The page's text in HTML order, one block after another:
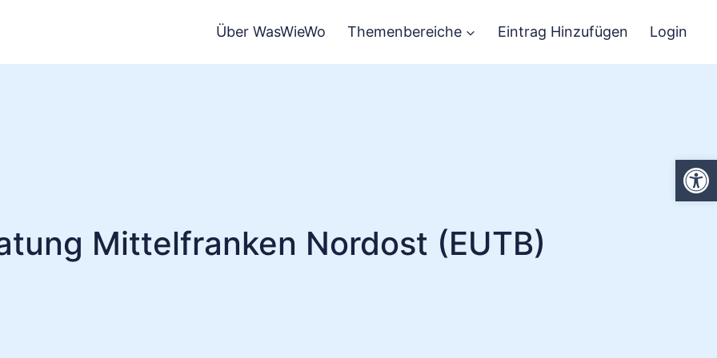
Über WasWieWo Themenbereiche Eintrag Hinzufügen Login
Mittelfranken Nordost (EUTB)